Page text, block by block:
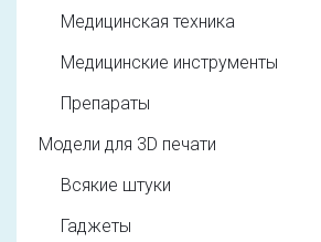
Медицинская техника
Медицинские инструменты
Препараты
Модели для 3D печати
Всякие штуки
Гаджеты